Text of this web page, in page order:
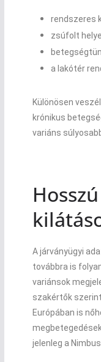
rendszeres
zsúfolt
a lakótér
Különösen
krónikus
variáns
A járványügyi
továbbra is
variánsok
szakértők
Európában is
jelenleg a